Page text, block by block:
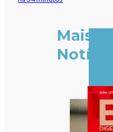
Mais
Notícias